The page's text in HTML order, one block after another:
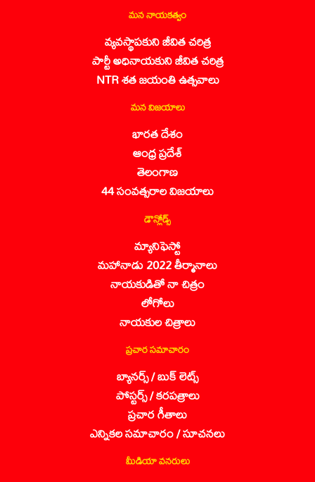
మన నాయకత్వం
వ్యవస్థాపకుని జీవిత చరిత్ర
పార్టీ అధినాయకుని జీవిత చరిత్ర
NTR శత జయంతి ఉత్సవాలు
మన విజయాలు
భారత దేశం
ఆంధ్ర ప్రదేశ్
తెలంగాణ
44 సంవత్సరాల విజయాలు
డౌన్లోడ్స్
మ్యానిఫెస్టో
మహానాడు 2022 తీర్మానాలు
నాయకుడితో నా చిత్రం
లోగోలు
నాయకుల చిత్రాలు
ప్రచార సమాచారం
బ్యానర్స్ / బుక్ లెట్స్
పోస్టర్స్ / కరపత్రాలు
ప్రచార గీతాలు
ఎన్నికల సమాచారం / సూచనలు
మీడియా వనరులు